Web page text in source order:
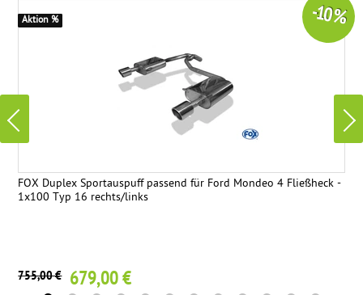
FOX Duplex Sportauspuff passend für Ford Mondeo 4 Fließheck -
1x100 Typ 16 rechts/links
755,00 € 679,00 €
-10 %
Aktion %